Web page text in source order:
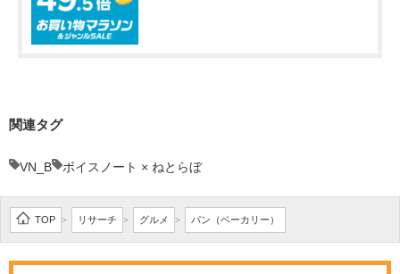
関連タグ
VN_B ボイスノート × ねとらぼ
TOP > リサーチ > グルメ > パン（ベーカリー）